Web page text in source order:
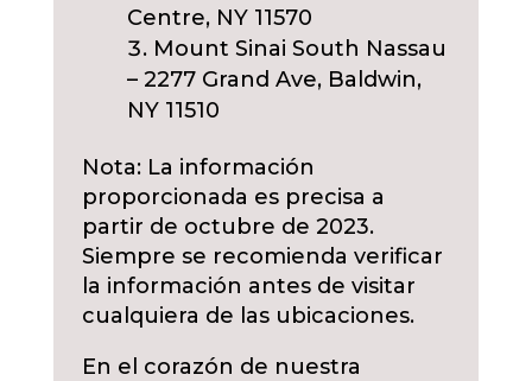
Centre, NY 11570
Mount Sinai South Nassau
– 2277 Grand Ave, Baldwin,
NY 11510
Nota: La información
proporcionada es precisa a
partir de octubre de 2023.
Siempre se recomienda verificar
la información antes de visitar
cualquiera de las ubicaciones.
En el corazón de nuestra